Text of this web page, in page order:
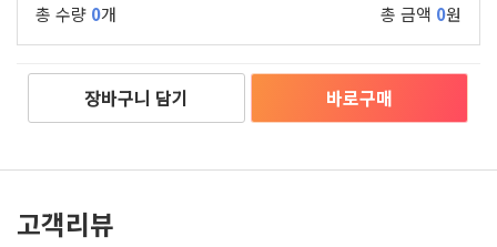
총 수량 0개 총 금액 0원
장바구니 담기 바로구매
고객리뷰